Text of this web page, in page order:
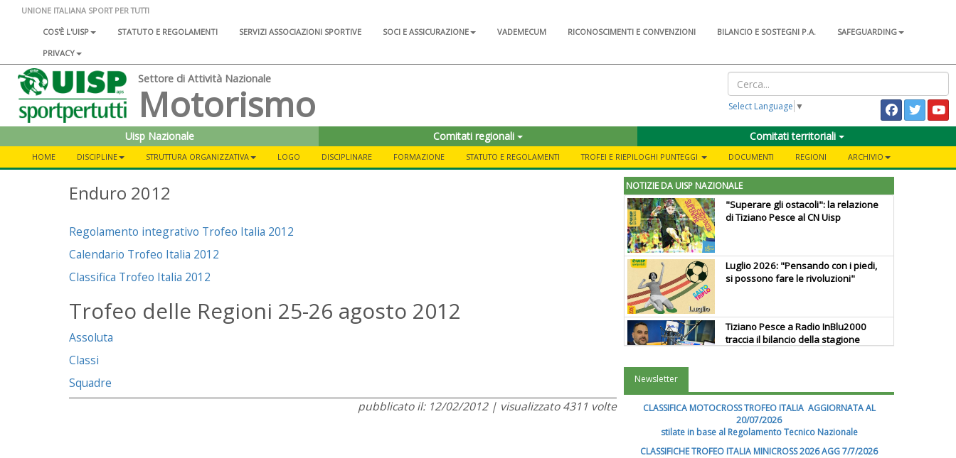
UNIONE ITALIANA SPORT PER TUTTI
COS'È L'UISP
STATUTO E REGOLAMENTI SERVIZI ASSOCIAZIONI SPORTIVE SOCI E ASSICURAZIONE VADEMECUM RICONOSCIMENTI E CONVENZIONI BILANCIO E SOSTEGNI P.A.
SAFEGUARDING
PRIVACY
Settore di Attività Nazionale
Motorismo Select Language ▼
Uisp Nazionale Comitati regionali Comitati territoriali
HOME DISCIPLINE STRUTTURA ORGANIZZATIVA LOGO DISCIPLINARE FORMAZIONE STATUTO E REGOLAMENTI TROFEI E RIEPILOGHI PUNTEGGI DOCUMENTI REGIONI ARCHIVIO
Enduro 2012
Regolamento integrativo Trofeo Italia 2012
Calendario Trofeo Italia 2012
Classifica Trofeo Italia 2012
Trofeo delle Regioni 25-26 agosto 2012
Assoluta
Classi
Squadre
pubblicato il: 12/02/2012 | visualizzato 4311 volte
NOTIZIE DA UISP NAZIONALE
"Superare gli ostacoli": la relazione
di Tiziano Pesce al CN Uisp
Luglio 2026: "Pensando con i piedi,
si possono fare le rivoluzioni"
Tiziano Pesce a Radio InBlu2000
traccia il bilancio della stagione
La formazione Uisp rallenta ma
Newsletter
CLASSIFICA MOTOCROSS TROFEO ITALIA AGGIORNATA AL
20/07/2026
stilate in base al Regolamento Tecnico Nazionale
CLASSIFICHE TROFEO ITALIA MINICROSS 2026 AGG 7/7/2026